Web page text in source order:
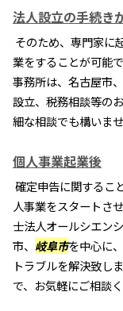
法人設立の手続き
そのため、専門家に
業をすることが可能
事務所は、名古屋市、
設立、税務相談等の
細な相談でも構いま
個人事業起業後
確定申告に関するこ
人事業をスタートさ
士法人オールシエン
市、 岐阜市を中心に、
トラブルを解決致し
で、お気軽にご相談く